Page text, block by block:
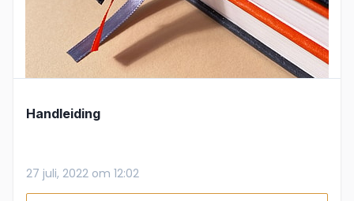
Handleiding
27 juli, 2022 om 12:02